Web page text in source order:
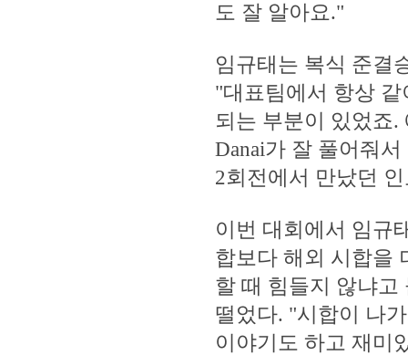
도 잘 알아요."
임규태는 복식 준결
"대표팀에서 항상
되는 부분이 있었죠
Danai가 잘 풀어줘
2회전에서 만났던
이번 대회에서 임규
합보다 해외 시합을
할 때 힘들지 않냐고
떨었다. "시합이 나
이야기도 하고 재미